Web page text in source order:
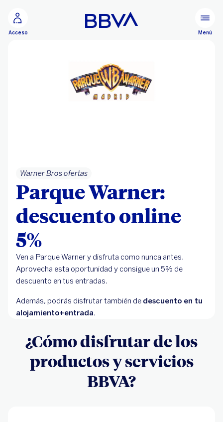
Acceso Menú
Warner Bros ofertas
Parque Warner:
descuento online
5%
Ven a Parque Warner y disfruta como nunca antes.
Aprovecha esta oportunidad y consigue un 5% de
descuento en tus entradas.
Además, podrás disfrutar también de descuento en tu
alojamiento+entrada.
¿Cómo disfrutar de los
productos y servicios
BBVA?